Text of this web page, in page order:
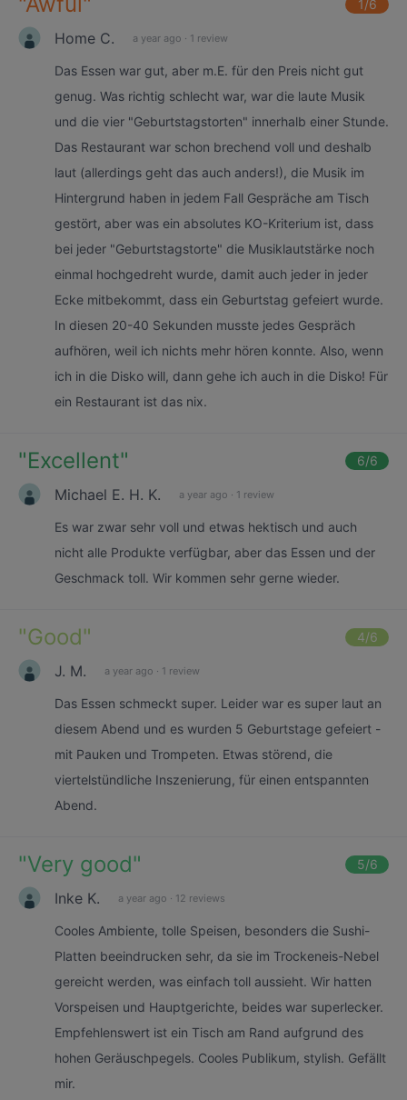
1/6
Home C. a year ago · 1 review
Das Essen war gut, aber m.E. für den Preis nicht gut
genug. Was richtig schlecht war, war die laute Musik
und die vier "Geburtstagstorten" innerhalb einer Stunde.
Das Restaurant war schon brechend voll und deshalb
laut (allerdings geht das auch anders!), die Musik im
Hintergrund haben in jedem Fall Gespräche am Tisch
gestört, aber was ein absolutes KO-Kriterium ist, dass
bei jeder "Geburtstagstorte" die Musiklautstärke noch
einmal hochgedreht wurde, damit auch jeder in jeder
Ecke mitbekommt, dass ein Geburtstag gefeiert wurde.
In diesen 20-40 Sekunden musste jedes Gespräch
aufhören, weil ich nichts mehr hören konnte. Also, wenn
ich in die Disko will, dann gehe ich auch in die Disko! Für
ein Restaurant ist das nix.
"Excellent" 6/6
Michael E. H. K. a year ago · 1 review
Es war zwar sehr voll und etwas hektisch und auch
nicht alle Produkte verfügbar, aber das Essen und der
Geschmack toll. Wir kommen sehr gerne wieder.
"Good" 4/6
J. M. a year ago · 1 review
Das Essen schmeckt super. Leider war es super laut an
diesem Abend und es wurden 5 Geburtstage gefeiert -
mit Pauken und Trompeten. Etwas störend, die
viertelstündliche Inszenierung, für einen entspannten
Abend.
"Very good" 5/6
Inke K. a year ago · 12 reviews
Cooles Ambiente, tolle Speisen, besonders die Sushi-
Platten beeindrucken sehr, da sie im Trockeneis-Nebel
gereicht werden, was einfach toll aussieht. Wir hatten
Vorspeisen und Hauptgerichte, beides war superlecker.
Empfehlenswert ist ein Tisch am Rand aufgrund des
hohen Geräuschpegels. Cooles Publikum, stylish. Gefällt
mir.